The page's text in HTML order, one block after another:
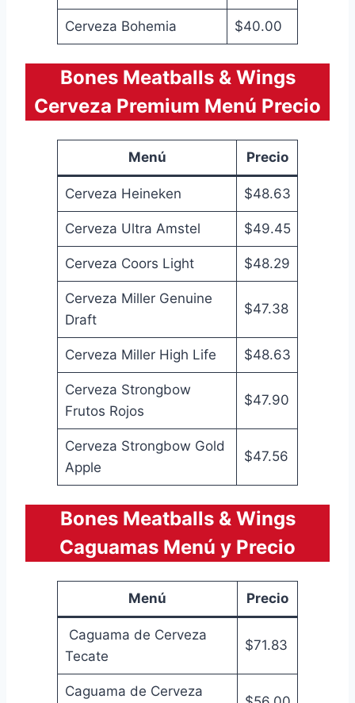
Cerveza Bohemia $40.00
Bones Meatballs & Wings
Cerveza Premium Menú Precio
Menú Precio
Cerveza Heineken $48.63
Cerveza Ultra Amstel $49.45
Cerveza Coors Light $48.29
Cerveza Miller Genuine
Draft
$47.38
Cerveza Miller High Life $48.63
Cerveza Strongbow
Frutos Rojos
$47.90
Cerveza Strongbow Gold
Apple
$47.56
Bones Meatballs & Wings
Caguamas Menú y Precio
Menú Precio
Caguama de Cerveza
Tecate
$71.83
Caguama de Cerveza